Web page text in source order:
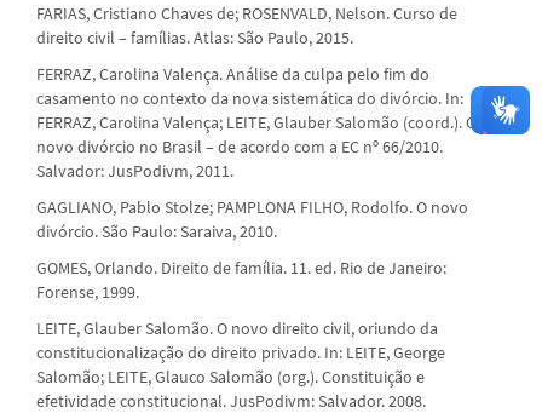
FARIAS, Cristiano Chaves de; ROSENVALD, Nelson. Curso de
direito civil – famílias. Atlas: São Paulo, 2015.
FERRAZ, Carolina Valença. Análise da culpa pelo fim do
casamento no contexto da nova sistemática do divórcio. In:
FERRAZ, Carolina Valença; LEITE, Glauber Salomão (coord.). O
novo divórcio no Brasil – de acordo com a EC nº 66/2010.
Salvador: JusPodivm, 2011.
GAGLIANO, Pablo Stolze; PAMPLONA FILHO, Rodolfo. O novo
divórcio. São Paulo: Saraiva, 2010.
GOMES, Orlando. Direito de família. 11. ed. Rio de Janeiro:
Forense, 1999.
LEITE, Glauber Salomão. O novo direito civil, oriundo da
constitucionalização do direito privado. In: LEITE, George
Salomão; LEITE, Glauco Salomão (org.). Constituição e
efetividade constitucional. JusPodivm: Salvador. 2008.